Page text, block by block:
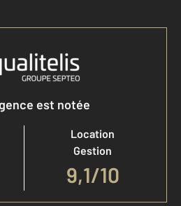
est notée
Location
Gestion
9,1/10